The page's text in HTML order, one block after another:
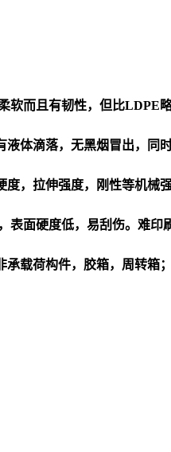
软而且有韧性，但比LDPE
体滴落，无黑烟冒出，同
，拉伸强度，刚性等机械
表面硬度低，易刮伤。难印
载荷构件，胶箱，周转箱